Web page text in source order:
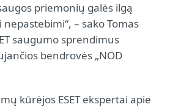
priemonių galės ilgą
– sako Tomas
saugumo sprendimus
bendrovės „NOD
kūrėjos ESET ekspertai apie